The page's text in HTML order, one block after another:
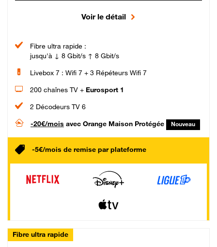
Voir le détail
Fibre ultra rapide :
jusqu'à ↓ 8 Gbit/s ↑ 8 Gbit/s
Livebox 7 : Wifi 7 + 3 Répéteurs Wifi 7
200 chaînes TV + Eurosport 1
2 Décodeurs TV 6
-20€/mois avec Orange Maison Protégée Nouveau
-5€/mois de remise par plateforme
Fibre ultra rapide